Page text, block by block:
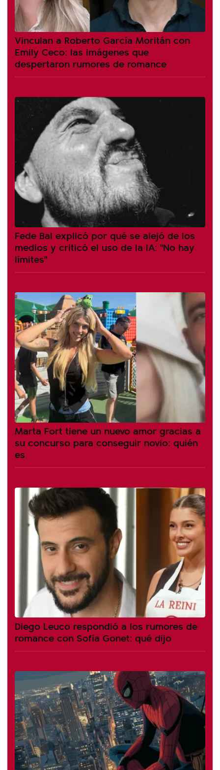
Vinculan a Roberto García Moritán con
Emily Ceco: las imágenes que
despertaron rumores de romance
Fede Bal explicó por qué se alejó de los
medios y criticó el uso de la IA: "No hay
límites"
Marta Fort tiene un nuevo amor gracias a
su concurso para conseguir novio: quién
es
Diego Leuco respondió a los rumores de
romance con Sofía Gonet: qué dijo